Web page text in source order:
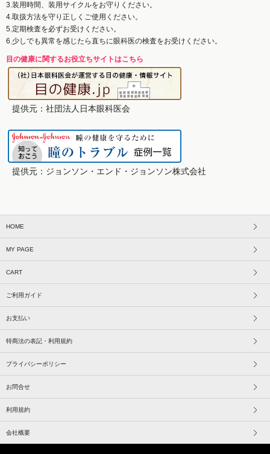
3.装用時間、装用サイクルをお守りください。
4.取扱方法を守り正しくご使用ください。
5.定期検査を必ずお受けください。
6.少しでも異常を感じたら直ちに眼科医の検査をお受けください。
目の健康に関するお役立ちサイトはこちら
提供元：社団法人日本眼科医会
提供元：ジョンソン・エンド・ジョンソン株式会社
HOME
MY PAGE
CART
ご利用ガイド
お支払い
特商法の表記・利用規約
プライバシーポリシー
お問合せ
利用規約
会社概要